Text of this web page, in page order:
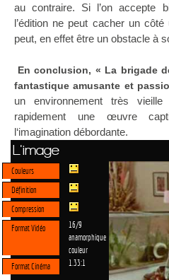
au contraire. Si l’on accepte
l’édition ne peut cacher un
peut, en effet être un obstacle à
En conclusion, « La brigade
fantastique amusante et
un environnement très
rapidement une œuvre
l‘imagination débordante.
L'image
Couleurs
Définition
Compression
Format Vidéo
16/9
anamorphique
couleur
Format Cinéma
1.33:1